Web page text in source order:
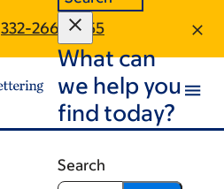
332-266-8055
What can
we help you
find today?
Search